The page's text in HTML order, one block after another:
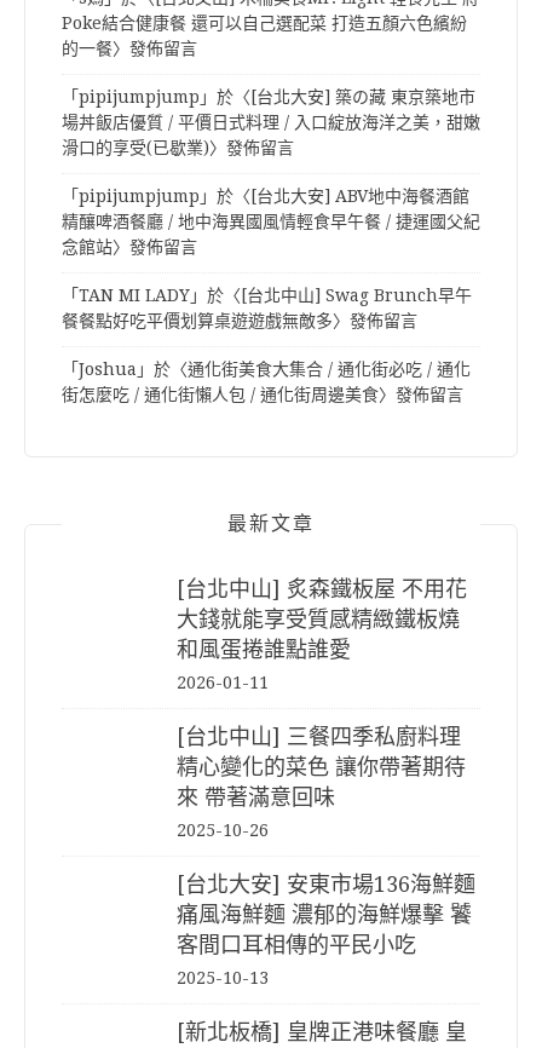
Poke結合健康餐 還可以自己選配菜 打造五顏六色繽紛
的一餐〉發佈留言
「pipijumpjump 」於〈 [台北大安] 築の藏 東京築地市
場丼飯店優質 / 平價日式料理 / 入口綻放海洋之美，甜嫩
滑口的享受(已歇業)〉發佈留言
「pipijumpjump 」於〈 [台北大安] ABV地中海餐酒館
精釀啤酒餐廳 / 地中海異國風情輕食早午餐 / 捷運國父紀
念館站〉發佈留言
「TAN MI LADY」於〈 [台北中山] Swag Brunch早午
餐餐點好吃平價划算桌遊遊戲無敵多〉發佈留言
「Joshua 」於〈通化街美食大集合 / 通化街必吃 / 通化
街怎麼吃 / 通化街懶人包 / 通化街周邊美食〉發佈留言
最新文章
[台北中山] 炙森鐵板屋 不用花
大錢就能享受質感精緻鐵板燒
和風蛋捲誰點誰愛
2026-01-11
[台北中山] 三餐四季私廚料理
精心變化的菜色 讓你帶著期待
來 帶著滿意回味
2025-10-26
[台北大安] 安東市場136海鮮麵
痛風海鮮麵 濃郁的海鮮爆擊 饕
客間口耳相傳的平民小吃
2025-10-13
[新北板橋] 皇牌正港味餐廳 皇